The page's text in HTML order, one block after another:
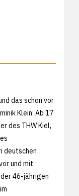
das schon vor
Klein: Ab 17
des THW Kiel,
deutschen
und mit
46-jährigen